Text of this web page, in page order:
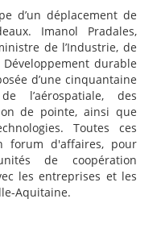
d’un déplacement de
Imanol Pradales,
de l’Industrie, de
durable
d’une cinquantaine
l’aérospatiale, des
de pointe, ainsi que
Toutes ces
forum d'affaires, pour
de coopération
les entreprises et les
Aquitaine.